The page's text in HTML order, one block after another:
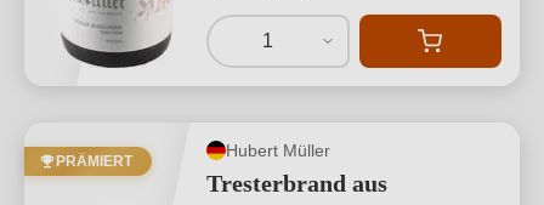
1
PRÄMIERT
Hubert Müller
Tresterbrand aus